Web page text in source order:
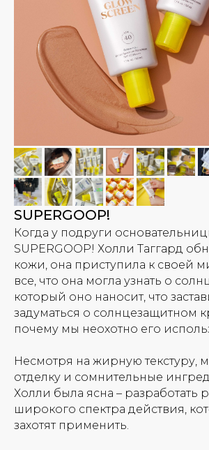
SUPERGOOP!
Когда у подруги
SUPERGOOP! Холли Таггард
кожи, она приступила к своей
все, что она могла узнать о
который оно наносит, что
задуматься о солнцезащитном
почему мы неохотно его
Несмотря на жирную текстуру,
отделку и сомнительные
Холли была ясна – разработать
широкого спектра действия,
захотят применить.